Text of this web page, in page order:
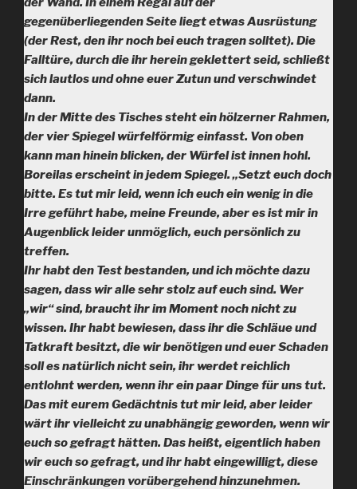
gegenüberliegenden Seite liegt etwas Ausrüstung
(der Rest, den ihr noch bei euch tragen solltet). Die
Falltüre, durch die ihr herein geklettert seid, schließt
sich lautlos und ohne euer Zutun und verschwindet
dann.
In der Mitte des Tisches steht ein hölzerner Rahmen,
der vier Spiegel würfelförmig einfasst. Von oben
kann man hinein blicken, der Würfel ist innen hohl.
Boreilas erscheint in jedem Spiegel. „Setzt euch doch
bitte. Es tut mir leid, wenn ich euch ein wenig in die
Irre geführt habe, meine Freunde, aber es ist mir in
Augenblick leider unmöglich, euch persönlich zu
treffen.
Ihr habt den Test bestanden, und ich möchte dazu
sagen, dass wir alle sehr stolz auf euch sind. Wer
„wir“ sind, braucht ihr im Moment noch nicht zu
wissen. Ihr habt bewiesen, dass ihr die Schläue und
Tatkraft besitzt, die wir benötigen und euer Schaden
soll es natürlich nicht sein, ihr werdet reichlich
entlohnt werden, wenn ihr ein paar Dinge für uns tut.
Das mit eurem Gedächtnis tut mir leid, aber leider
wärt ihr vielleicht zu unabhängig geworden, wenn wir
euch so gefragt hätten. Das heißt, eigentlich haben
wir euch so gefragt, und ihr habt eingewilligt, diese
Einschränkungen vorübergehend hinzunehmen.